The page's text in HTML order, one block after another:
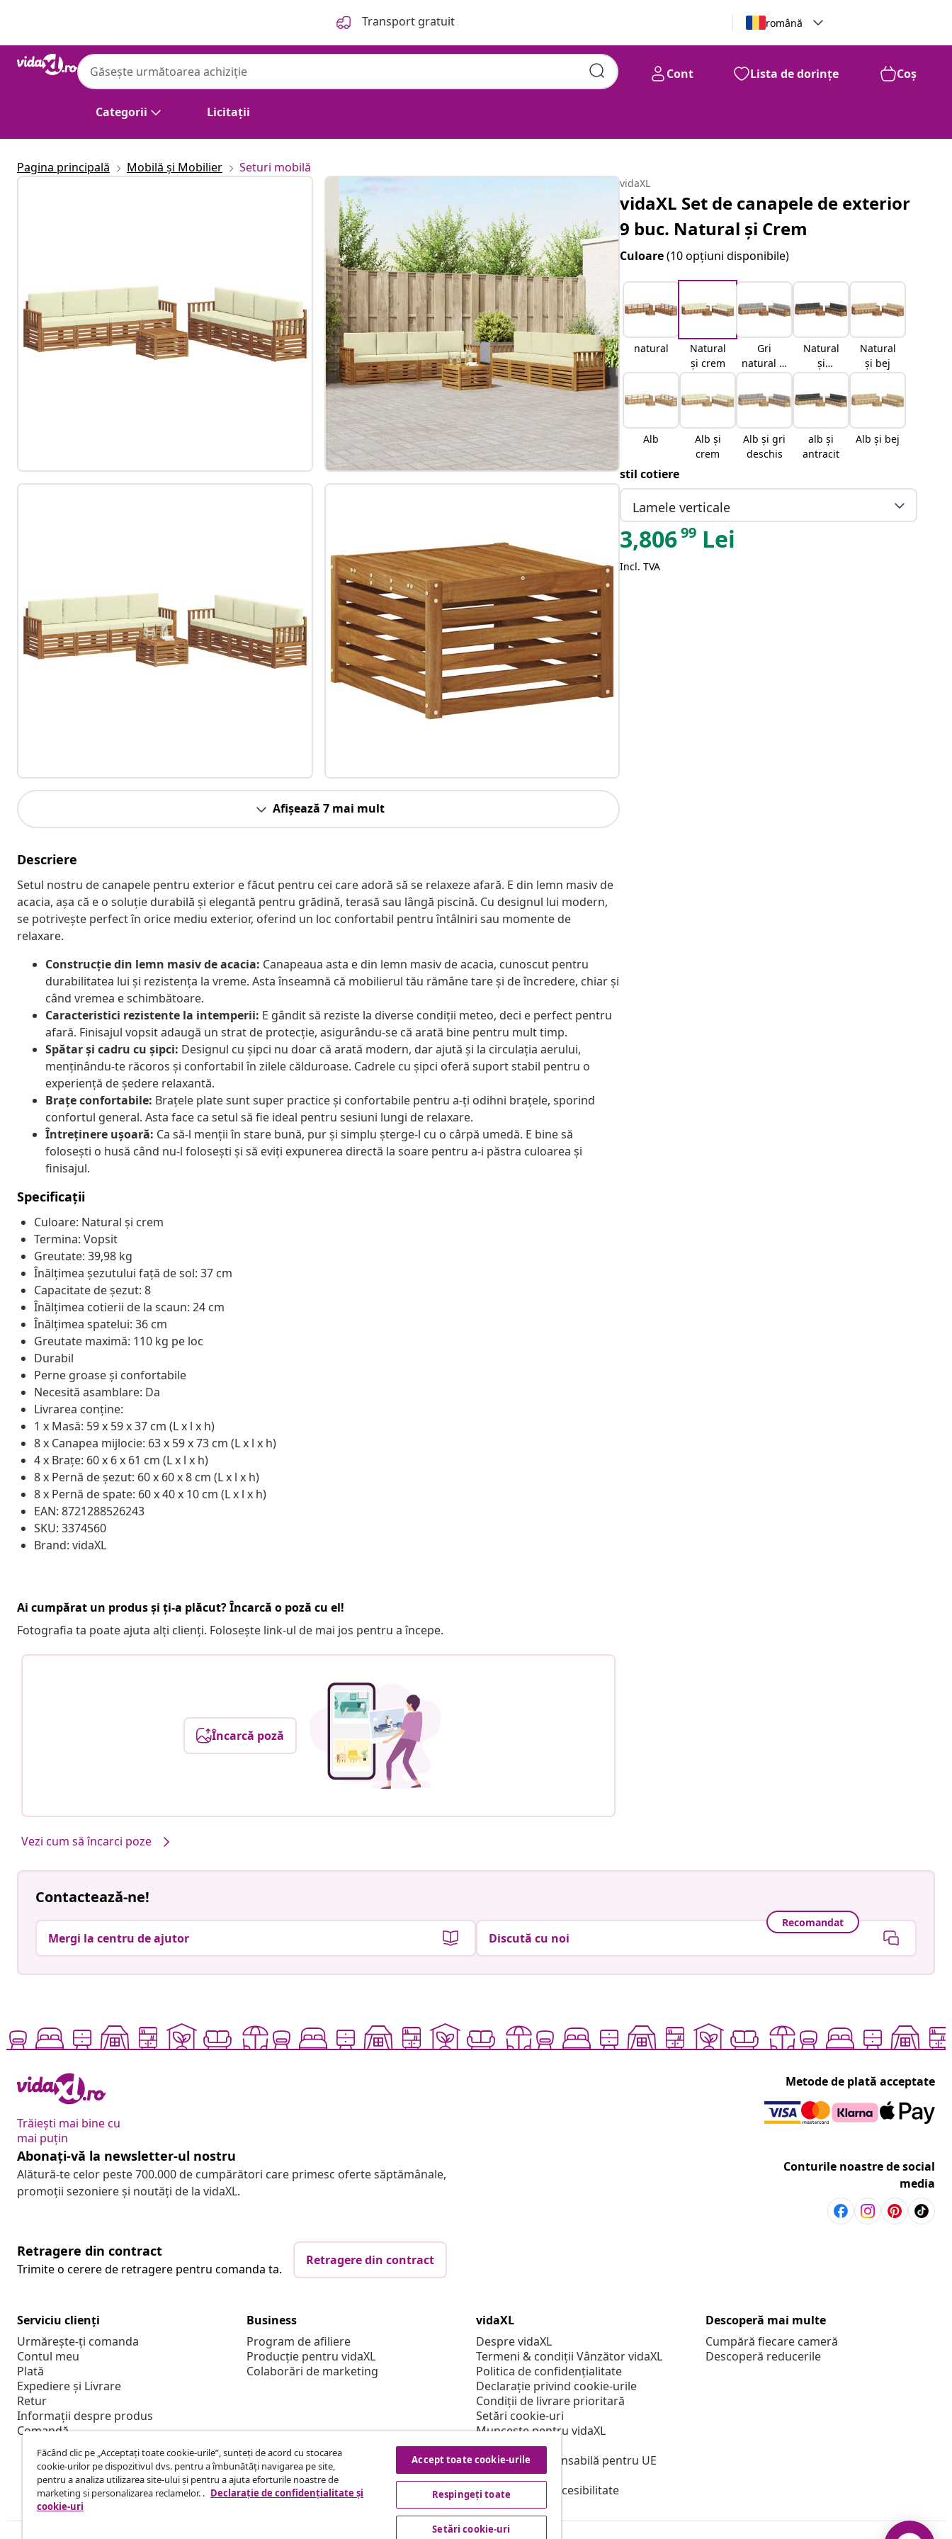
Transport gratuit română
Categorii Licitații
Cont Lista de dorințe Coș
Pagina principală Mobilă și Mobilier Seturi mobilă
Afișează 7 mai mult
Descriere
Setul nostru de canapele pentru exterior e făcut pentru cei care adoră să se relaxeze afară. E din lemn masiv de
acacia, așa că e o soluție durabilă și elegantă pentru grădină, terasă sau lângă piscină. Cu designul lui modern,
se potrivește perfect în orice mediu exterior, oferind un loc confortabil pentru întâlniri sau momente de
relaxare.
Construcție din lemn masiv de acacia: Canapeaua asta e din lemn masiv de acacia, cunoscut pentru
durabilitatea lui și rezistența la vreme. Asta înseamnă că mobilierul tău rămâne tare și de încredere, chiar și
când vremea e schimbătoare.
Caracteristici rezistente la intemperii: E gândit să reziste la diverse condiții meteo, deci e perfect pentru
afară. Finisajul vopsit adaugă un strat de protecție, asigurându-se că arată bine pentru mult timp.
Spătar și cadru cu șipci: Designul cu șipci nu doar că arată modern, dar ajută și la circulația aerului,
menținându-te răcoros și confortabil în zilele călduroase. Cadrele cu șipci oferă suport stabil pentru o
experiență de ședere relaxantă.
Brațe confortabile: Brațele plate sunt super practice și confortabile pentru a-ți odihni brațele, sporind
confortul general. Asta face ca setul să fie ideal pentru sesiuni lungi de relaxare.
Întreținere ușoară: Ca să-l menții în stare bună, pur și simplu șterge-l cu o cârpă umedă. E bine să
folosești o husă când nu-l folosești și să eviți expunerea directă la soare pentru a-i păstra culoarea și
finisajul.
Specificații
Culoare: Natural și crem
Termina: Vopsit
Greutate: 39,98 kg
Înălțimea șezutului față de sol: 37 cm
Capacitate de șezut: 8
Înălțimea cotierii de la scaun: 24 cm
Înălțimea spatelui: 36 cm
Greutate maximă: 110 kg pe loc
Durabil
Perne groase și confortabile
Necesită asamblare: Da
Livrarea conține:
1 x Masă: 59 x 59 x 37 cm (L x l x h)
8 x Canapea mijlocie: 63 x 59 x 73 cm (L x l x h)
4 x Brațe: 60 x 6 x 61 cm (L x l x h)
8 x Pernă de șezut: 60 x 60 x 8 cm (L x l x h)
8 x Pernă de spate: 60 x 40 x 10 cm (L x l x h)
EAN: 8721288526243
SKU: 3374560
Brand: vidaXL
Ai cumpărat un produs și ți-a plăcut? Încarcă o poză cu el!
Fotografia ta poate ajuta alți clienți. Folosește link-ul de mai jos pentru a începe.
Încarcă poză
Vezi cum să încarci poze
vidaXL
vidaXL Set de canapele de exterior
9 buc. Natural și Crem
Culoare(10 opțiuni disponibile)
natural
Natural
și crem
Gri
natural și
deschis
Natural
și
antracit
Natural
și bej
Alb
Alb și
crem
Alb și gri
deschis
alb și
antracit
Alb și bej
stil cotiere
Lamele verticale
3,80699 Lei
Incl. TVA
Contactează-ne!
Mergi la centru de ajutor
Recomandat
Discută cu noi
Trăiești mai bine cu
mai puțin
Metode de plată acceptate
Abonați-vă la newsletter-ul nostru
Alătură-te celor peste 700.000 de cumpărători care primesc oferte săptămânale,
promoții sezoniere și noutăți de la vidaXL.
Conturile noastre de social
media
Retragere din contract
Trimite o cerere de retragere pentru comanda ta.
Retragere din contract
Serviciu clienți
Urmărește-ți comanda
Contul meu
Plată
Expediere și Livrare
Retur
Informații despre produs
Comandă
Business
Program de afiliere
Producție pentru vidaXL
Colaborări de marketing
vidaXL
Despre vidaXL
Termeni & condiții Vânzător vidaXL
Politica de confidențialitate
Declarație privind cookie-urile
Condiții de livrare prioritară
Setări cookie-uri
Muncește pentru vidaXL
Securitate
Persoană responsabilă pentru UE
Politica de EPR
Declarație de accesibilitate
Descoperă mai multe
Cumpără fiecare cameră
Descoperă reducerile
Făcând clic pe „Acceptați toate cookie-urile”, sunteți de acord cu stocarea
cookie-urilor pe dispozitivul dvs. pentru a îmbunătăți navigarea pe site,
pentru a analiza utilizarea site-ului și pentru a ajuta eforturile noastre de
marketing si personalizarea reclamelor. . Declarație de confidențialitate și
cookie-uri
Accept toate cookie-urile
Respingeți toate
Setări cookie-uri